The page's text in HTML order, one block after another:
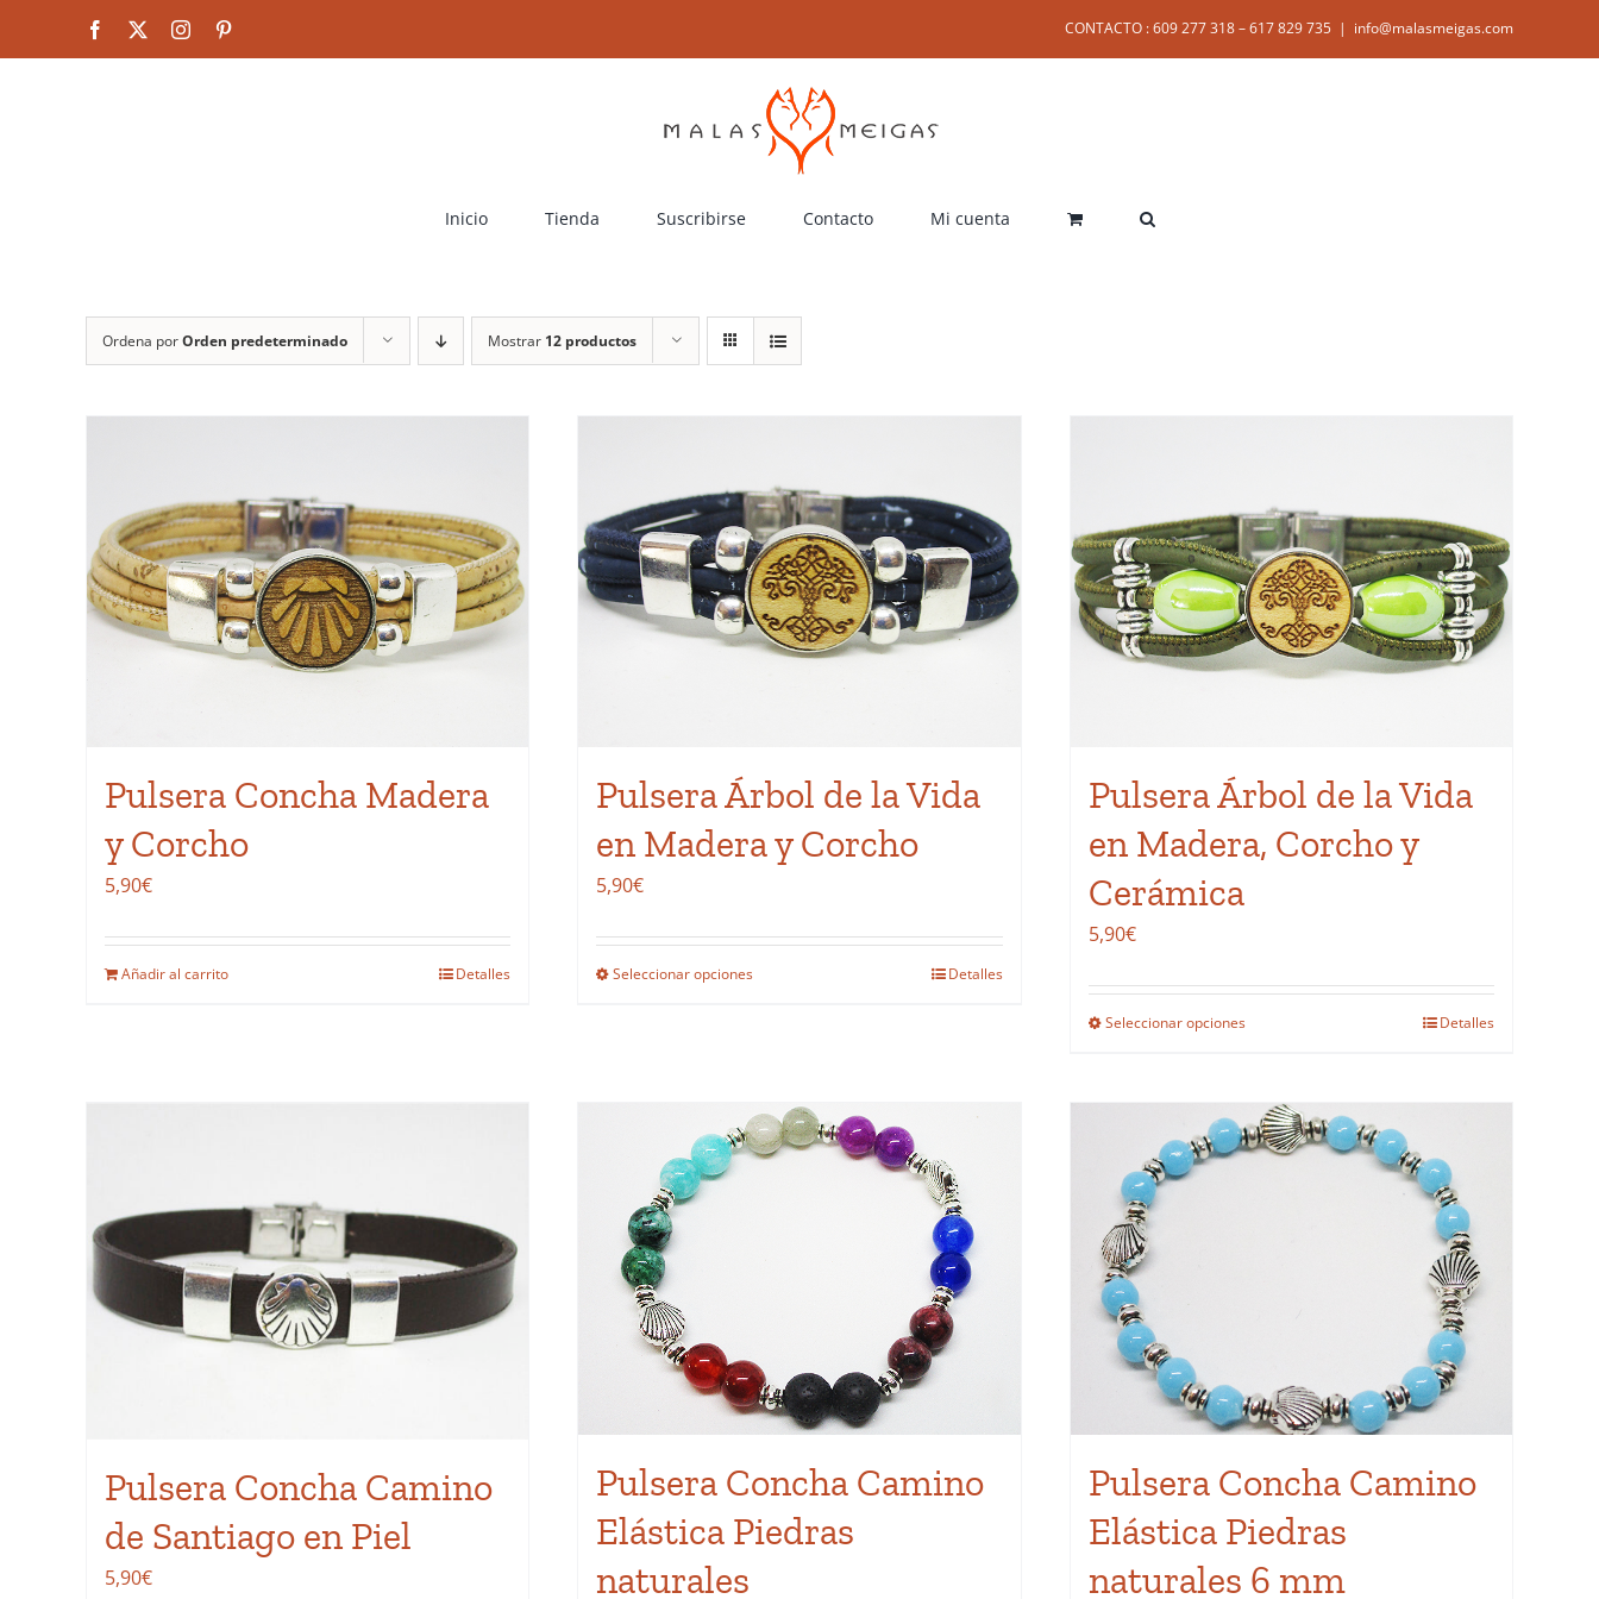
Facebook Instagram CONTACTO : 609 277 318 – 617 829 735 | info@malasmeigas.com
Inicio Tienda Suscribirse Contacto Mi cuenta
Ordena porOrden predeterminado Mostrar 12 productos
Pulsera Concha Madera
y Corcho
5,90€
Añadir al carrito Detalles
Pulsera Árbol de la Vida
en Madera y Corcho
5,90€
Seleccionar opcionesEste
variantes.
Las
página
de
Detalles
Pulsera Árbol de la Vida
en Madera, Corcho y
Cerámica
5,90€
Seleccionar opcionesEste
múltiples
variantes.
la
página
producto
Detalles
Pulsera Concha Camino
de Santiago en Piel
5,90€
Pulsera Concha Camino
Elástica Piedras
naturales
Pulsera Concha Camino
Elástica Piedras
naturales 6 mm